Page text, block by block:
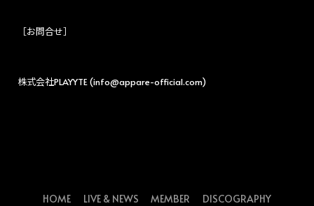
［お問合せ］
株式会社PLAYYTE (info@appare-official.com)
HOME LIVE & NEWS MEMBER
DISCOGRAPHY